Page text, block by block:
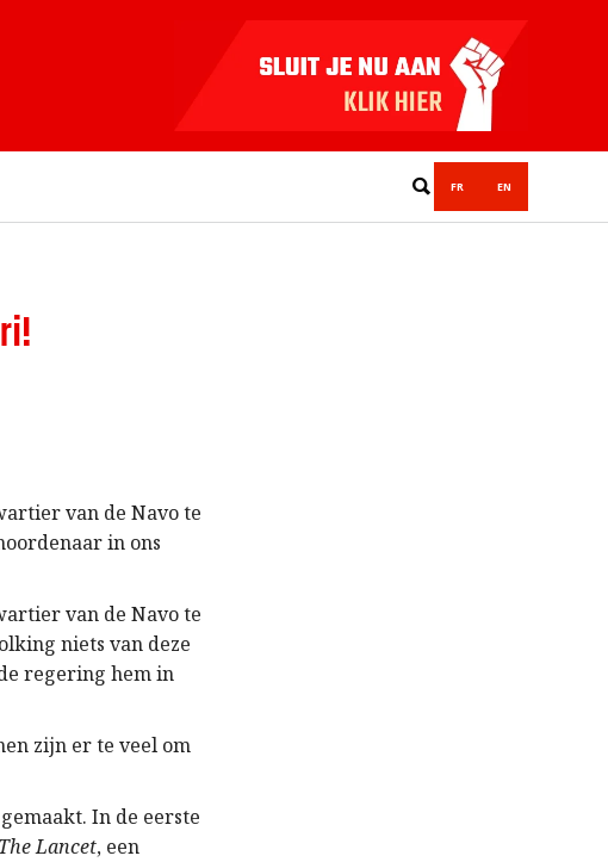
FR EN
van de Navo te
in ons
van de Navo te
niets van deze
regering hem in
zijn er te veel om
In de eerste
The Lancet, een